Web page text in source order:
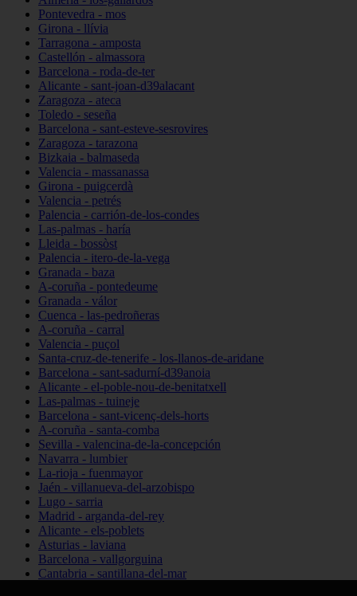
Pontevedra - mos
Girona - llívia
Tarragona - amposta
Castellón - almassora
Barcelona - roda-de-ter
Alicante - sant-joan-d39alacant
Zaragoza - ateca
Toledo - seseña
Barcelona - sant-esteve-sesrovires
Zaragoza - tarazona
Bizkaia - balmaseda
Valencia - massanassa
Girona - puigcerdà
Valencia - petrés
Palencia - carrión-de-los-condes
Las-palmas - haría
Lleida - bossòst
Palencia - itero-de-la-vega
Granada - baza
A-coruña - pontedeume
Granada - válor
Cuenca - las-pedroñeras
A-coruña - carral
Valencia - puçol
Santa-cruz-de-tenerife - los-llanos-de-aridane
Barcelona - sant-sadurní-d39anoia
Alicante - el-poble-nou-de-benitatxell
Las-palmas - tuineje
Barcelona - sant-vicenç-dels-horts
A-coruña - santa-comba
Sevilla - valencina-de-la-concepción
Navarra - lumbier
La-rioja - fuenmayor
Jaén - villanueva-del-arzobispo
Lugo - sarria
Madrid - arganda-del-rey
Alicante - els-poblets
Asturias - laviana
Barcelona - vallgorguina
Cantabria - santillana-del-mar